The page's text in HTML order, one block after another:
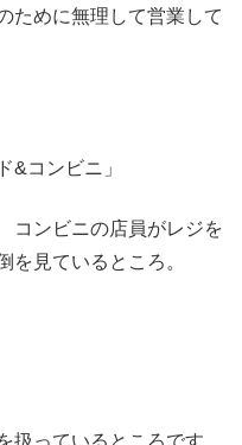
めに無理して営業して
コンビニ」
ンビニの店員がレジを
を見ているところ。
扱っているところです